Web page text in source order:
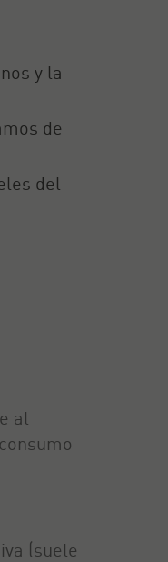
y la
de
del
al
(suele